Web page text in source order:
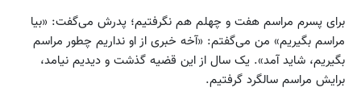
برای پسرم مراسم هفت و چهلم هم نگرفتیم؛ پدرش می‌گفت: «بیا
مراسم بگیریم» من می‌گفتم: «آخه خبری از او نداریم چطور مراسم
بگیریم، شاید آمد». یک سال از این قضیه گذشت و دیدیم نیامد،
برایش مراسم سالگرد گرفتیم.